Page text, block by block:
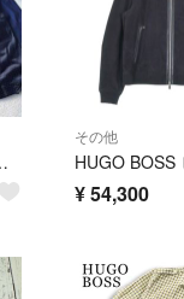
イビー ストライプ
その他
¥54,300